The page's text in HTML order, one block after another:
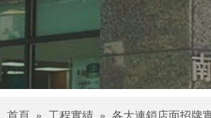
首頁 » 工程實績 » 各大連鎖店面招牌